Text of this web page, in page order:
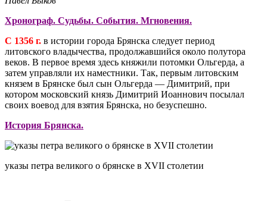
Хронограф. Судьбы. События. Мгновения.
С 1356 г. в истории города Брянска следует период
литовского владычества, продолжавшийся около полутора
веков. В первое время здесь княжили потомки Ольгерда, а
затем управляли их наместники. Так, первым литовским
князем в Брянске был сын Ольгерда — Димитрий, при
котором московский князь Димитрий Иоаннович посылал
своих воевод для взятия Брянска, но безуспешно.
История Брянска.
указы петра великого о брянске в XVII столетии